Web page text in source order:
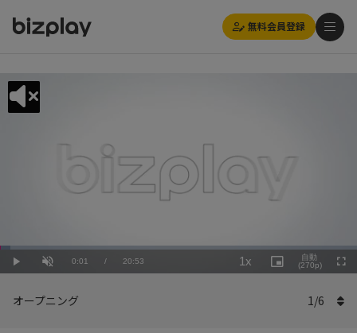
無料会員登録
Play UnmuteCurrent
0:01 / Duration
20:53
Loaded:
2.88%
1x
Rate
Picture-
in-
自動
(270p)
オープニング 1/6